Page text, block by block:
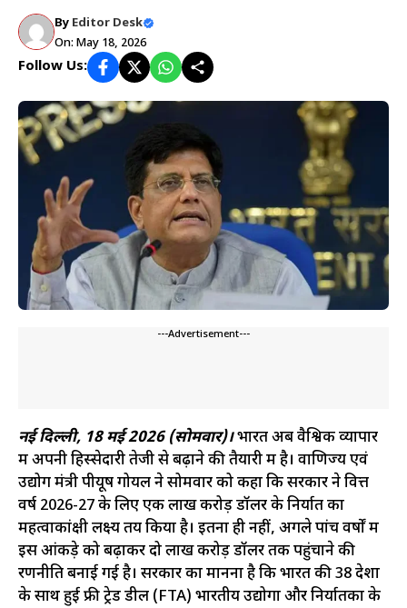
By Editor Desk
On: May 18, 2026
Follow Us:
---Advertisement---
नई दिल्ली, 18 मई 2026 (सोमवार)।भारत अब वैश्विक व्यापार
में अपनी हिस्सेदारी तेजी से बढ़ाने की तैयारी में है। वाणिज्य एवं
उद्योग मंत्री पीयूष गोयल ने सोमवार को कहा कि सरकार ने वित्त
वर्ष 2026-27 के लिए एक लाख करोड़ डॉलर के निर्यात का
महत्वाकांक्षी लक्ष्य तय किया है। इतना ही नहीं, अगले पांच वर्षों में
इस आंकड़े को बढ़ाकर दो लाख करोड़ डॉलर तक पहुंचाने की
रणनीति बनाई गई है। सरकार का मानना है कि भारत की 38 देशों
के साथ हुई फ्री ट्रेड डील (FTA) भारतीय उद्योगों और निर्यातकों के